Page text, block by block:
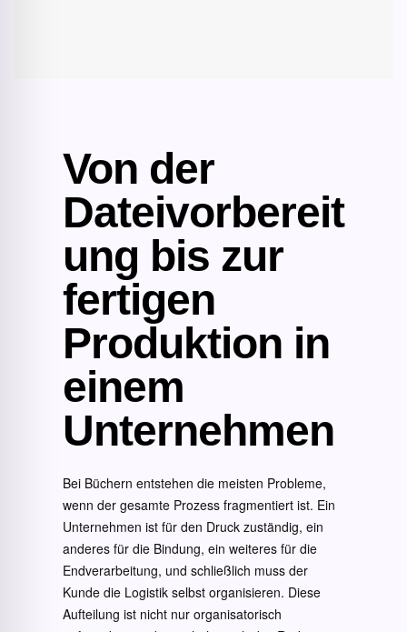
Von der
Dateivorbereit
ung bis zur
fertigen
Produktion in
einem
Unternehmen
Bei Büchern entstehen die meisten Probleme,
wenn der gesamte Prozess fragmentiert ist. Ein
Unternehmen ist für den Druck zuständig, ein
anderes für die Bindung, ein weiteres für die
Endverarbeitung, und schließlich muss der
Kunde die Logistik selbst organisieren. Diese
Aufteilung ist nicht nur organisatorisch